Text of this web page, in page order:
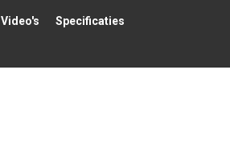
Video's
Specificaties